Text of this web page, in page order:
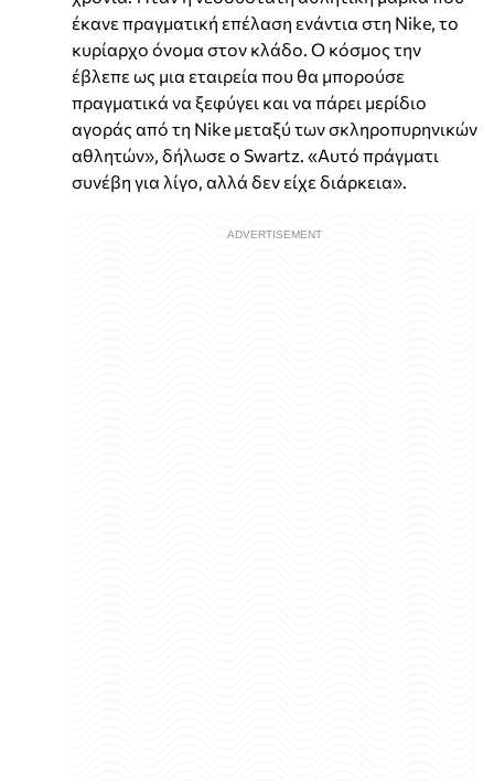
έκανε πραγματική επέλαση ενάντια στη Nike, το
κυρίαρχο όνομα στον κλάδο. Ο κόσμος την
έβλεπε ως μια εταιρεία που θα μπορούσε
πραγματικά να ξεφύγει και να πάρει μερίδιο
αγοράς από τη Nike μεταξύ των σκληροπυρηνικών
αθλητών», δήλωσε ο Swartz. «Αυτό πράγματι
συνέβη για λίγο, αλλά δεν είχε διάρκεια».